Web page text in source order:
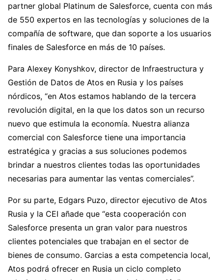
partner global Platinum de Salesforce, cuenta con más
de 550 expertos en las tecnologías y soluciones de la
compañía de software, que dan soporte a los usuarios
finales de Salesforce en más de 10 países.
Para Alexey Konyshkov, director de Infraestructura y
Gestión de Datos de Atos en Rusia y los países
nórdicos, “en Atos estamos hablando de la tercera
revolución digital, en la que los datos son un recurso
nuevo que estimula la economía. Nuestra alianza
comercial con Salesforce tiene una importancia
estratégica y gracias a sus soluciones podemos
brindar a nuestros clientes todas las oportunidades
necesarias para aumentar las ventas comerciales”.
Por su parte, Edgars Puzo, director ejecutivo de Atos
Rusia y la CEI añade que “esta cooperación con
Salesforce presenta un gran valor para nuestros
clientes potenciales que trabajan en el sector de
bienes de consumo. Garcias a esta competencia local,
Atos podrá ofrecer en Rusia un ciclo completo